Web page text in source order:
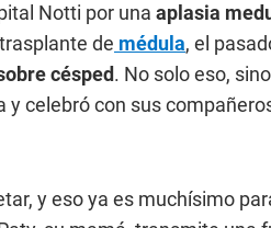
Notti por una aplasia
de médula, el
césped. No solo eso,
celebró con sus
y eso ya es muchísimo